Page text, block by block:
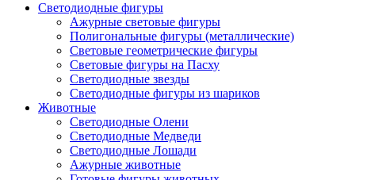
Светодиодные фигуры
Ажурные световые фигуры
Полигональные фигуры (металлические)
Световые геометрические фигуры
Световые фигуры на Пасху
Светодиодные звезды
Светодиодные фигуры из шариков
Животные
Светодиодные Олени
Светодиодные Медведи
Светодиодные Лошади
Ажурные животные